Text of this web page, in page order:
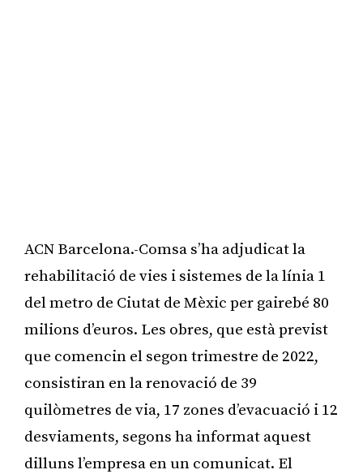
ACN Barcelona.-Comsa s’ha adjudicat la
rehabilitació de vies i sistemes de la línia 1
del metro de Ciutat de Mèxic per gairebé 80
milions d’euros. Les obres, que està previst
que comencin el segon trimestre de 2022,
consistiran en la renovació de 39
quilòmetres de via, 17 zones d’evacuació i 12
desviaments, segons ha informat aquest
dilluns l’empresa en un comunicat. El